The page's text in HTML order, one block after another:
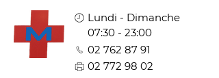
Lundi - Dimanche
07:30 - 23:00
02 762 87 91
02 772 98 02